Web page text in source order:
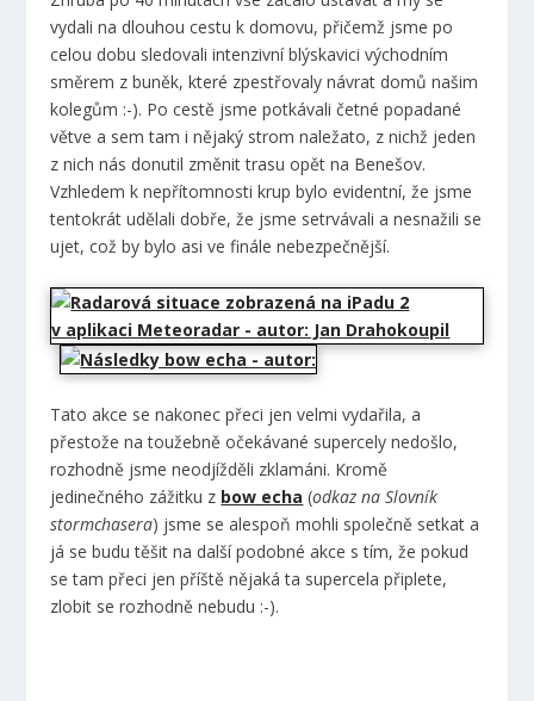
vydali na dlouhou cestu k domovu, přičemž jsme po
celou dobu sledovali intenzivní blýskavici východním
směrem z buněk, které zpestřovaly návrat domů našim
kolegům :-). Po cestě jsme potkávali četné popadané
větve a sem tam i nějaký strom naležato, z nichž jeden
z nich nás donutil změnit trasu opět na Benešov.
Vzhledem k nepřítomnosti krup bylo evidentní, že jsme
tentokrát udělali dobře, že jsme setrvávali a nesnažili se
ujet, což by bylo asi ve finále nebezpečnější.
Tato akce se nakonec přeci jen velmi vydařila, a
přestože na toužebně očekávané supercely nedošlo,
rozhodně jsme neodjížděli zklamáni. Kromě
jedinečného zážitku z bow echa (odkaz na Slovník
stormchasera) jsme se alespoň mohli společně setkat a
já se budu těšit na další podobné akce s tím, že pokud
se tam přeci jen příště nějaká ta supercela připlete,
zlobit se rozhodně nebudu :-).